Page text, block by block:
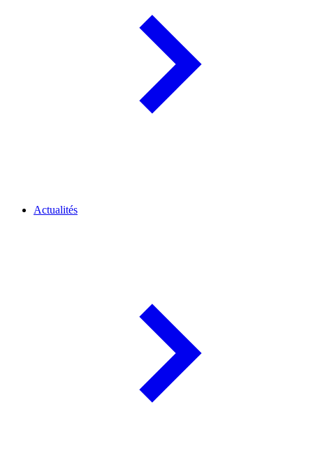
Actualités